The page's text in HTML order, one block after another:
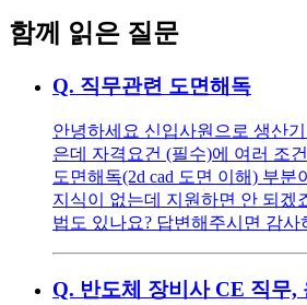
함께 읽은 질문
Q. 직무관련 도면해독
안녕하세요 신입사원으로 생산
은데 자격요건 (필수)에 여러 조
도면해독(2d cad 도면 이해) 부분
지식이 없는데 지원하면 안 되겠
법도 있나요? 답변해주시면 감사
Q. 반도체 장비사 CE 직무,